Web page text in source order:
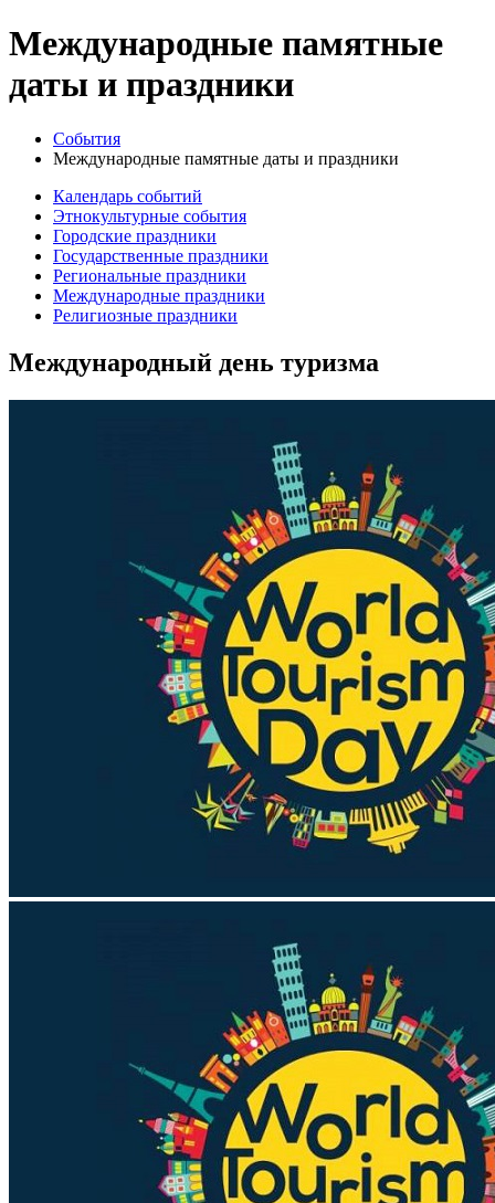
Международные памятные
даты и праздники
События
Международные памятные даты и праздники
Календарь событий
Этнокультурные события
Городские праздники
Государственные праздники
Региональные праздники
Международные праздники
Религиозные праздники
Международный день туризма